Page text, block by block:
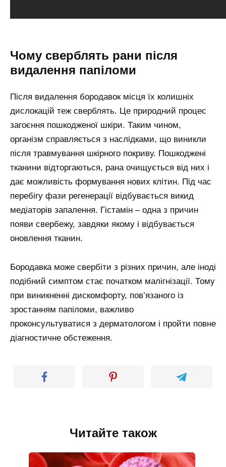
Чому сверблять рани після
видалення папіломи
Після видалення бородавок місця їх колишніх
дислокацій теж сверблять. Це природний процес
загоєння пошкодженої шкіри. Таким чином,
організм справляється з наслідками, що виникли
після травмування шкірного покриву. Пошкоджені
тканини відторгаються, рана очищується від них і
дає можливість формування нових клітин. Під час
перебігу фази регенерації відбувається викид
медіаторів запалення. Гістамін – одна з причин
появи свербежу, завдяки якому і відбувається
оновлення тканин.
Бородавка може свербіти з різних причин, але іноді
подібний симптом стає початком малігнізації. Тому
при виникненні дискомфорту, пов’язаного із
зростанням папіломи, важливо
проконсультуватися з дерматологом і пройти повне
діагностичне обстеження.
Читайте також